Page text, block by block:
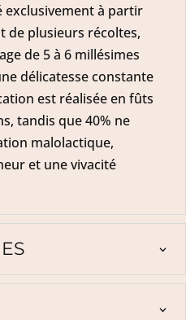
exclusivement à partir
de plusieurs récoltes,
de 5 à 6 millésimes
délicatesse constante
est réalisée en fûts
tandis que 40% ne
malolactique,
et une vivacité